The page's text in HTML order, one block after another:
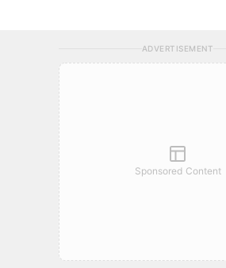
ADVERTISEMENT
Sponsored Content